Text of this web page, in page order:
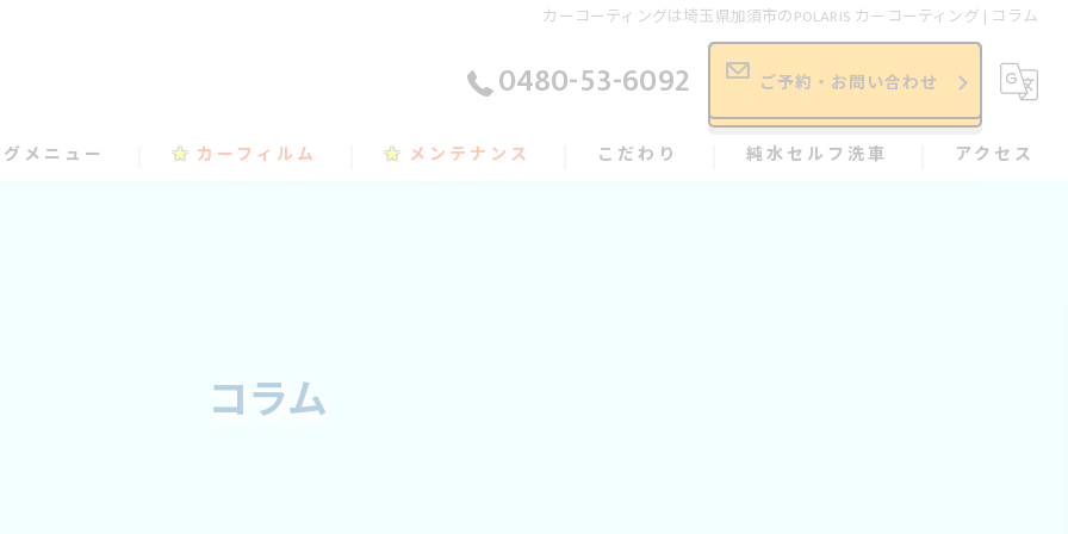
カーコーティングは埼玉県加須市のPOLARIS カーコーティング | コラム
0480-53-6092 ご予約・お問い合わせ
メニュー ★ カーフィルム ★ メンテナンス こだわり 純水セルフ洗車 アクセス
コラム